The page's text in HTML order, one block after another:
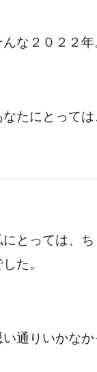
な２０２２年
たにとっては
とっては、ち
た。
通りいかなか